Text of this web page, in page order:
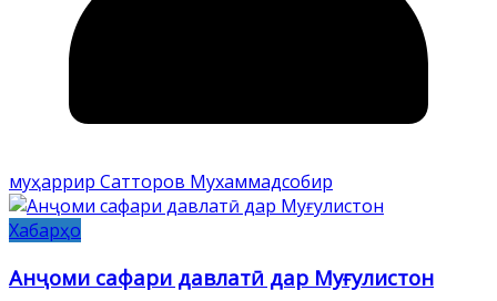
муҳаррир Сатторов Мухаммадсобир
Хабарҳо
Анҷоми сафари давлатӣ дар Муғулистон